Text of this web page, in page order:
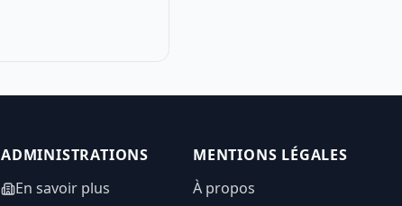
ADMINISTRATIONS
En savoir plus
MENTIONS LÉGALES
À propos